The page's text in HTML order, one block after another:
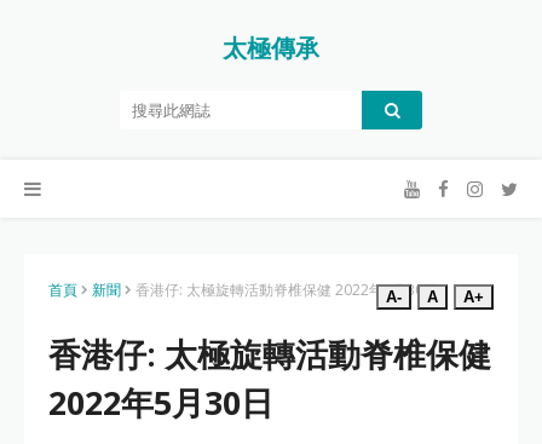
太極傳承
首頁 新聞 香港仔: 太極旋轉活動脊椎保健 2022年5月30日
A- A A+
香港仔: 太極旋轉活動脊椎保健
2022年5月30日